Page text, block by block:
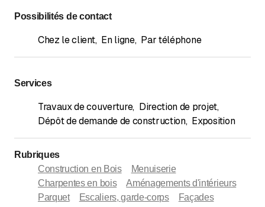
Possibilités de contact
Chez le client, En ligne, Par téléphone
Services
Travaux de couverture, Direction de projet,
Dépôt de demande de construction, Exposition
Rubriques
Construction en Bois
Menuiserie
Charpentes en bois
Aménagements d'intérieurs
Parquet
Escaliers, garde-corps Façades